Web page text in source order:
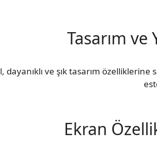
Tasarım ve
dayanıklı ve şık tasarım
Ekran